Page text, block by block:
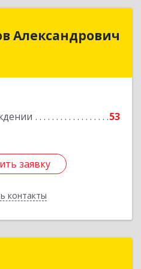
Александрович
53
заявку
контакты
заявку